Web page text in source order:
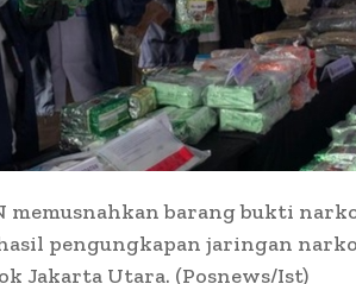
memusnahkan barang bukti
pengungkapan jaringan
Jakarta Utara. (Posnews/Ist)